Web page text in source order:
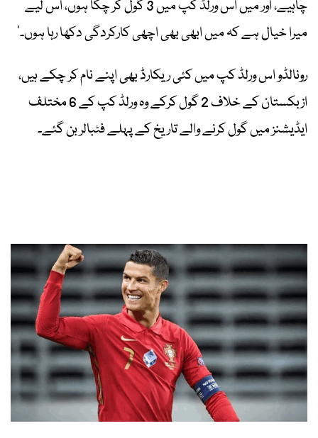
چاہیے، اور میں اس ورلڈ کپ میں 3 گول کر چکا ہوں، اس لیے
میرا خیال ہے کہ میں ابھی بھی اچھی کارکردگی دکھا رہا ہوں۔‘
رونالڈو اس ورلڈ کپ میں کئی ریکارڈ بھی اپنے نام کر چکے ہیں،
ازبکستان کے خلاف 2 گول کرکے وہ ورلڈ کپ کے 6 مختلف
ایڈیشنز میں گول کرنے والے تاریخ کے پہلے فٹبالر بن گئے۔